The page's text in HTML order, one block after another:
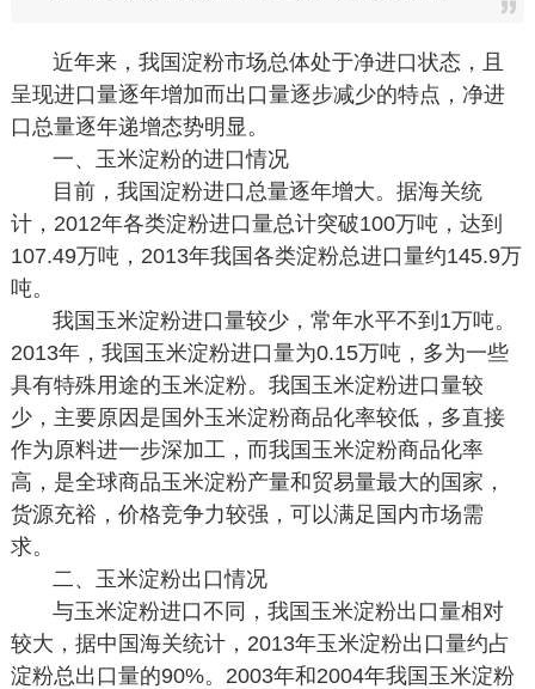
近年来，我国淀粉市场总体处于净进口状态，且
呈现进口量逐年增加而出口量逐步减少的特点，净进
口总量逐年递增态势明显。
一、玉米淀粉的进口情况
目前，我国淀粉进口总量逐年增大。据海关统
计，2012年各类淀粉进口量总计突破100万吨，达到
107.49万吨，2013年我国各类淀粉总进口量约145.9万
吨。
我国玉米淀粉进口量较少，常年水平不到1万吨。
2013年，我国玉米淀粉进口量为0.15万吨，多为一些
具有特殊用途的玉米淀粉。我国玉米淀粉进口量较
少，主要原因是国外玉米淀粉商品化率较低，多直接
作为原料进一步深加工，而我国玉米淀粉商品化率
高，是全球商品玉米淀粉产量和贸易量最大的国家，
货源充裕，价格竞争力较强，可以满足国内市场需
求。
二、玉米淀粉出口情况
与玉米淀粉进口不同，我国玉米淀粉出口量相对
较大，据中国海关统计，2013年玉米淀粉出口量约占
淀粉总出口量的90%。2003年和2004年我国玉米淀粉